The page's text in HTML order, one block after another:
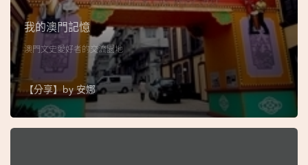
搜
索
古
地
圖
媽
我的澳門記憶
澳門文史愛好者的交流園地
【分享】by安娜